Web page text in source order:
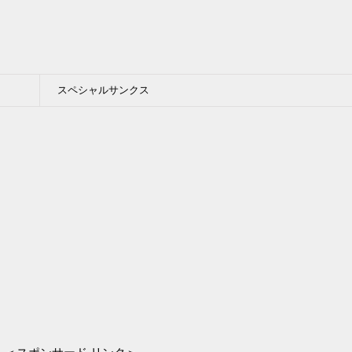
スペシャルサンクス